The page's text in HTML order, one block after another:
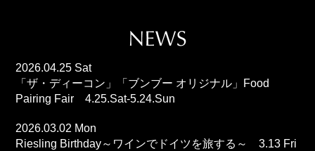
2026.04.25 Sat
「ザ・ディーコン」「ブンブー オリジナル」Food
Pairing Fair 4.25.Sat-5.24.Sun
2026.03.02 Mon
Riesling Birthday～ワインでドイツを旅する～ 3.13 Fri